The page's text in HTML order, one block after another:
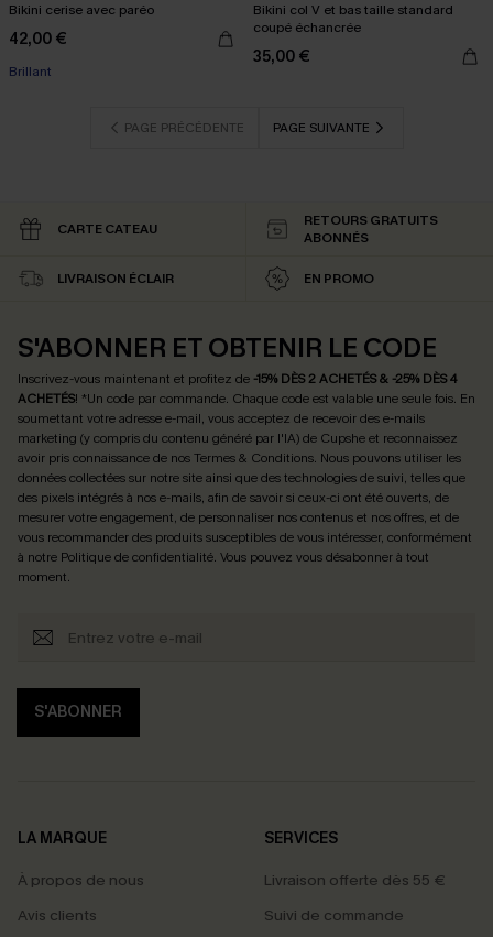
Bikini cerise avec paréo
42,00 €
Brillant
Bikini col V et bas taille standard
coupé échancrée
35,00 €
PAGE PRÉCÉDENTE PAGE SUIVANTE
CARTE CATEAU
RETOURS GRATUITS
ABONNÉS
LIVRAISON ÉCLAIR EN PROMO
S'ABONNER ET OBTENIR LE CODE
Inscrivez-vous maintenant et profitez de -15% DÈS 2 ACHETÉS & -25% DÈS 4
ACHETÉS! *Un code par commande. Chaque code est valable une seule fois. En
soumettant votre adresse e-mail, vous acceptez de recevoir des e-mails
marketing (y compris du contenu généré par l'IA) de Cupshe et reconnaissez
avoir pris connaissance de nosTermes & Conditions. Nous pouvons utiliser les
données collectées sur notre site ainsi que des technologies de suivi, telles que
des pixels intégrés à nos e-mails, afin de savoir si ceux-ci ont été ouverts, de
mesurer votre engagement, de personnaliser nos contenus et nos offres, et de
vous recommander des produits susceptibles de vous intéresser, conformément
à notre Politique de confidentialité. Vous pouvez vous désabonner à tout
moment.
S'ABONNER
LA MARQUE
À propos de nous
Avis clients
SERVICES
Livraison offerte dès 55 €
Suivi de commande